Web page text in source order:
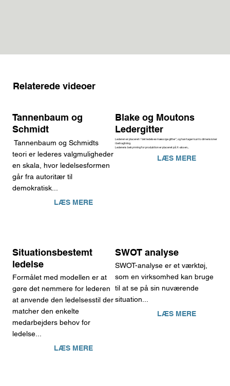
Relaterede videoer
Tannenbaum og
Schmidt
Tannenbaum og Schmidts
teori er lederes valgmuligheder
en skala, hvor ledelsesformen
går fra autoritær til
demokratisk...
LÆS MERE
Blake og Moutons
Ledergitter
Lederen er placeret i "det ledelsesmæssige gitter", og han tager kun to dimensioner
i betragtning.
Lederens bekymring for produktion er placeret på X-aksen...
LÆS MERE
Situationsbestemt
ledelse
Formålet med modellen er at
gøre det nemmere for lederen
at anvende den ledelsesstil der
matcher den enkelte
medarbejders behov for
ledelse...
LÆS MERE
SWOT analyse
SWOT-analyse er et værktøj,
som en virksomhed kan bruge
til at se på sin nuværende
situation...
LÆS MERE